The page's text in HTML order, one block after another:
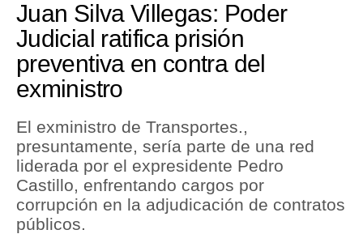
Economía
Mercados
Perú
Política
Tu Dinero
Finanzas Personales
Inmobiliarias
Juan Silva Villegas: Poder
Judicial ratifica prisión
preventiva en contra del
exministro
El exministro de Transportes.,
presuntamente, sería parte de una red
liderada por el expresidente Pedro
Castillo, enfrentando cargos por
corrupción en la adjudicación de contratos
públicos.